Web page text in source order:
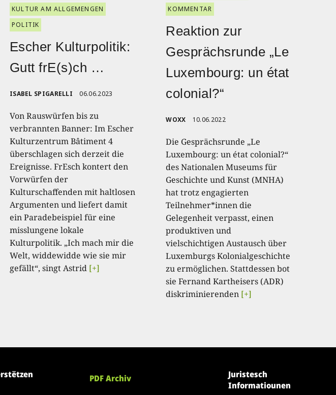
KULTUR AM ALLGEMENGEN
POLITIK
Escher Kulturpolitik:
Gutt frE(s)ch …
ISABEL SPIGARELLI 06.06.2023
Von Rauswürfen bis zu
verbrannten Banner: Im Escher
Kulturzentrum Bâtiment 4
überschlagen sich derzeit die
Ereignisse. FrEsch kontert den
Vorwürfen der
Kulturschaffenden mit haltlosen
Argumenten und liefert damit
ein Paradebeispiel für eine
misslungene lokale
Kulturpolitik. „Ich mach mir die
Welt, widdewidde wie sie mir
gefällt“, singt Astrid [+]
KOMMENTAR
Reaktion zur
Gesprächsrunde „Le
Luxembourg: un état
colonial?“
WOXX 10.06.2022
Die Gesprächsrunde „Le
Luxembourg: un état colonial?“
des Nationalen Museums für
Geschichte und Kunst (MNHA)
hat trotz engagierten
Teilnehmer*innen die
Gelegenheit verpasst, einen
produktiven und
vielschichtigen Austausch über
Luxemburgs Kolonialgeschichte
zu ermöglichen. Stattdessen bot
sie Fernand Kartheisers (ADR)
diskriminierenden [+]
PDF Archiv
Juristesch
Informatiounen